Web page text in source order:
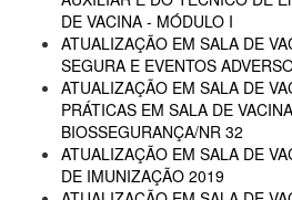
DE VACINA - MÓDULO I
ATUALIZAÇÃO EM SALA DE
SEGURA E EVENTOS
ATUALIZAÇÃO EM SALA DE
PRÁTICAS EM SALA DE
BIOSSEGURANÇA/NR 32
ATUALIZAÇÃO EM SALA DE
DE IMUNIZAÇÃO 2019